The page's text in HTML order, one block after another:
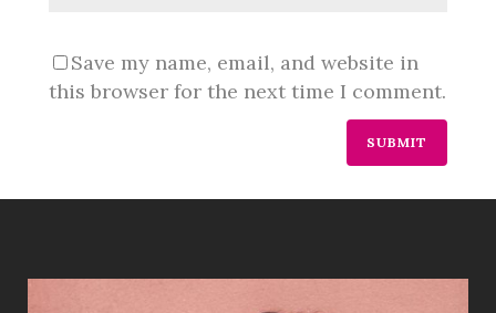
Save my name, email, and website in
this browser for the next time I comment.